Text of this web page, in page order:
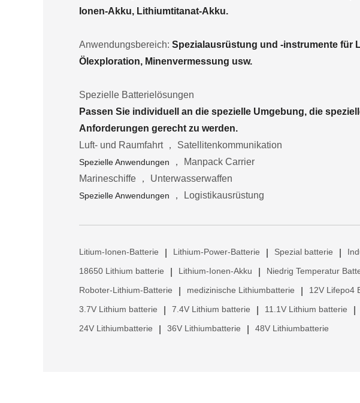
Ionen-Akku, Lithiumtitanat-Akku.
Anwendungsbereich: Spezialausrüstung und -instrumente für
Ölexploration, Minenvermessung usw.
Spezielle Batterielösungen
Passen Sie individuell an die spezielle Umgebung, die
Anforderungen gerecht zu werden.
Luft- und Raumfahrt ， Satellitenkommunikation
Spezielle Anwendungen ， Manpack Carrier
Marineschiffe ， Unterwasserwaffen
Spezielle Anwendungen ， Logistikausrüstung
Litium-Ionen-Batterie Lithium-Power-Batterie Spezial batterie
18650 Lithium batterie Lithium-Ionen-Akku Niedrig Temperatur
Roboter-Lithium-Batterie medizinische Lithiumbatterie 12V Lifepo4
3.7V Lithium batterie 7.4V Lithium batterie 11.1V Lithium batterie
24V Lithiumbatterie 36V Lithiumbatterie 48V Lithiumbatterie